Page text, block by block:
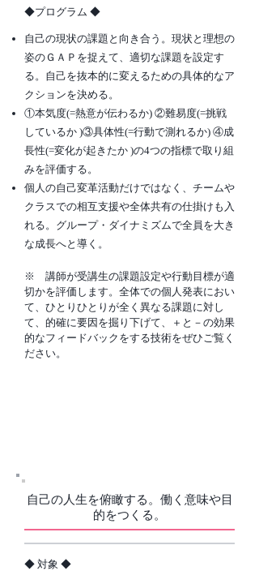
​◆プログラム ◆
自己の現状の課題と向き合う。現状と理想の
姿のＧＡＰを捉えて、適切な課題を設定す
る。自己を抜本的に変えるための具体的なア
クションを決める。
①本気度(=熱意が伝わるか) ②難易度(=挑戦
しているか )③具体性(=行動で測れるか) ④成
長性(=変化が起きたか )の4つの指標で取り組
みを評価する。
個人の自己変革活動だけではなく、チームや
クラスでの相互支援や全体共有の仕掛けも入
れる。グループ・ダイナミズムで全員を大き
な成長へと導く。
※ 講師が受講生の課題設定や行動目標が適
切かを評価します。全体での個人発表におい
て、ひとりひとりが全く異なる課題に対し
て、的確に要因を掘り下げて、＋と－の効果
的なフィードバックをする技術をぜひご覧く
ださい。
自己の人生を俯瞰する。働く意味や目
的をつくる。
​◆ 対象 ◆